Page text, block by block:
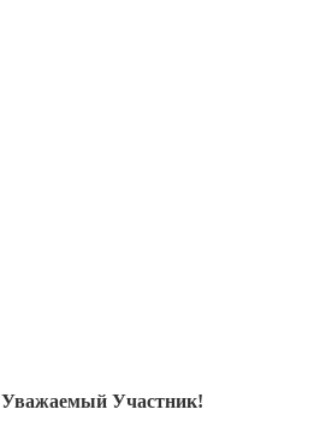
Уважаемый Участник!